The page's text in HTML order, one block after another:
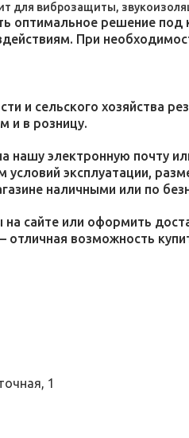
для виброзащиты,
решение под
При
и сельского хозяйства
и в розницу.
нашу электронную почту
эксплуатации,
наличными или по
сайте или оформить
возможность
1